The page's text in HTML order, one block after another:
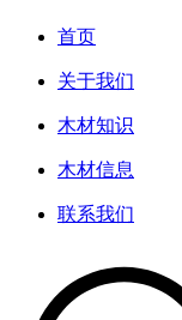
首页
关于我们
木材知识
木材信息
联系我们